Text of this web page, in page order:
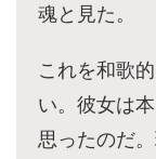
魂と見た。
これを和歌
い。彼女は
思ったのだ